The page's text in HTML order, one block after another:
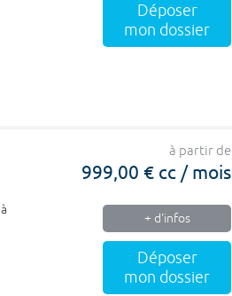
Déposer
mon dossier
à partir de
999,00 € cc / mois
+ d'infos
Déposer
mon dossier